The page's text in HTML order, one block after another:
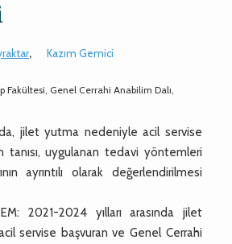
, Kazım Gemici
Fakültesi, Genel Cerrahi Anabilim Dalı,
jilet yutma nedeniyle acil servise
tanısı, uygulanan tedavi yöntemleri
ayrıntılı olarak değerlendirilmesi
2021-2024 yılları arasında jilet
servise başvuran ve Genel Cerrahi